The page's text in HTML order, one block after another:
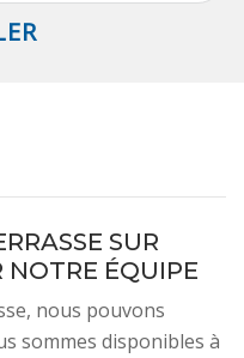
SUR
NOTRE ÉQUIPE
nous pouvons
sommes disponibles à